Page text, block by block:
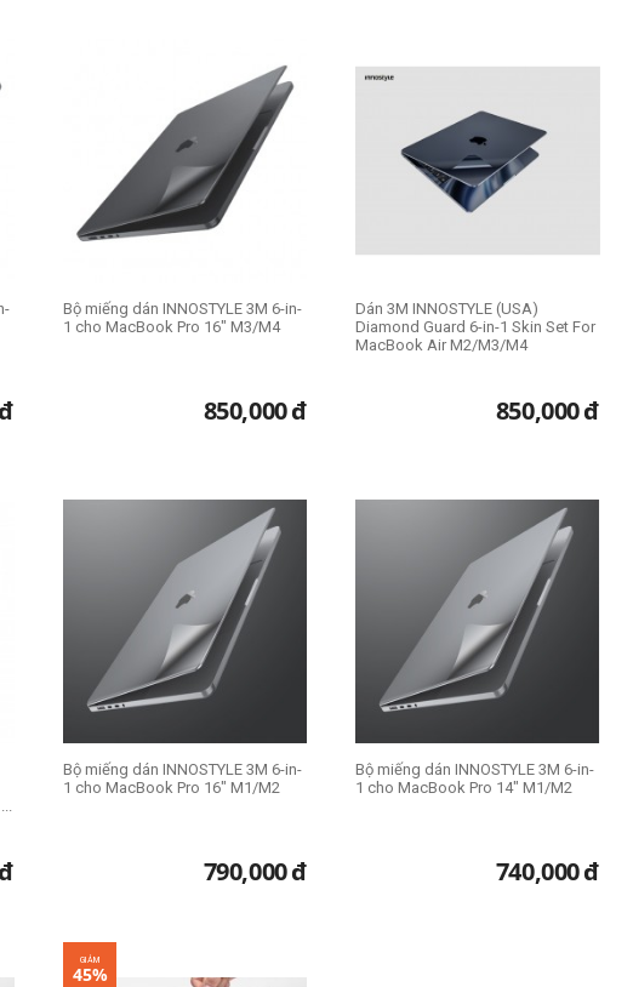
đ
Bộ miếng dán INNOSTYLE 3M 6-in-
1 cho MacBook Pro 16" M3/M4
850,000đ
Dán 3M INNOSTYLE (USA)
Diamond Guard 6-in-1 Skin Set For
MacBook Air M2/M3/M4
850,000đ
đ
Bộ miếng dán INNOSTYLE 3M 6-in-
1 cho MacBook Pro 16" M1/M2
790,000đ
Bộ miếng dán INNOSTYLE 3M 6-in-
1 cho MacBook Pro 14" M1/M2
740,000đ
GIẢM
45%